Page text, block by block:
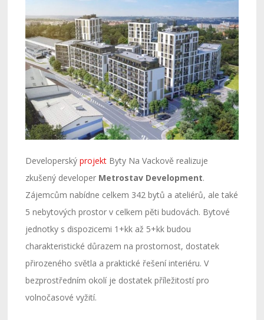
Developerskýprojekt Byty Na Vackově realizuje
zkušený developer Metrostav Development.
Zájemcům nabídne celkem 342 bytů a ateliérů, ale také
5 nebytových prostor v celkem pěti budovách. Bytové
jednotky s dispozicemi 1+kk až 5+kk budou
charakteristické důrazem na prostornost, dostatek
přirozeného světla a praktické řešení interiéru. V
bezprostředním okolí je dostatek příležitostí pro
volnočasové vyžití.